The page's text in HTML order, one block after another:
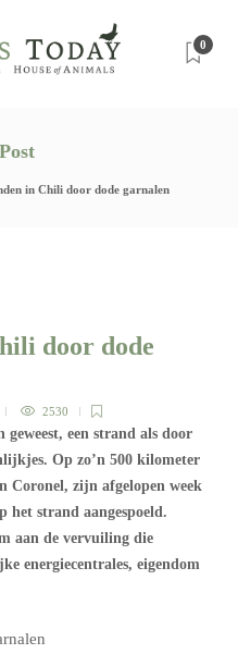
0
in Chili door dode garnalen
door dode
2530
een strand als door
Op zo’n 500 kilometer
Coronel, zijn afgelopen week
het strand aangespoeld.
aan de vervuiling die
energiecentrales, eigendom